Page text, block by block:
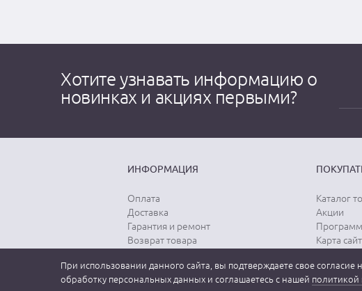
Хотите узнавать информацию о
новинках и акциях первыми?
ИНФОРМАЦИЯ
Оплата
Доставка
Гарантия и ремонт
Возврат товара
Уход за одеждой
Каталог
Акции
Карта
Отзывы о
При использовании данного сайта, вы подтверждаете свое
обработку персональных данных и соглашаетесь с нашей политикой